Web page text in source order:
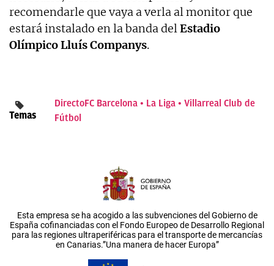
recomendarle que vaya a verla al monitor que
estará instalado en la banda delEstadio
Olímpico Lluís Companys.
Temas
DirectoFC Barcelona La Liga
Villarreal Club de
Fútbol
Esta empresa se ha acogido a las subvenciones del Gobierno de
España cofinanciadas con el Fondo Europeo de Desarrollo Regional
para las regiones ultraperiféricas para el transporte de mercancías
en Canarias.”Una manera de hacer Europa”